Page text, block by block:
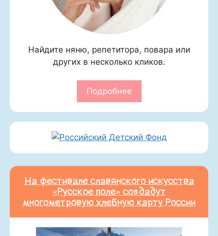
Найдите няню, репетитора, повара или
других в несколько кликов.
Подробнее
На фестивале славянского искусства
«Русское поле» создадут
многометровую хлебную карту России